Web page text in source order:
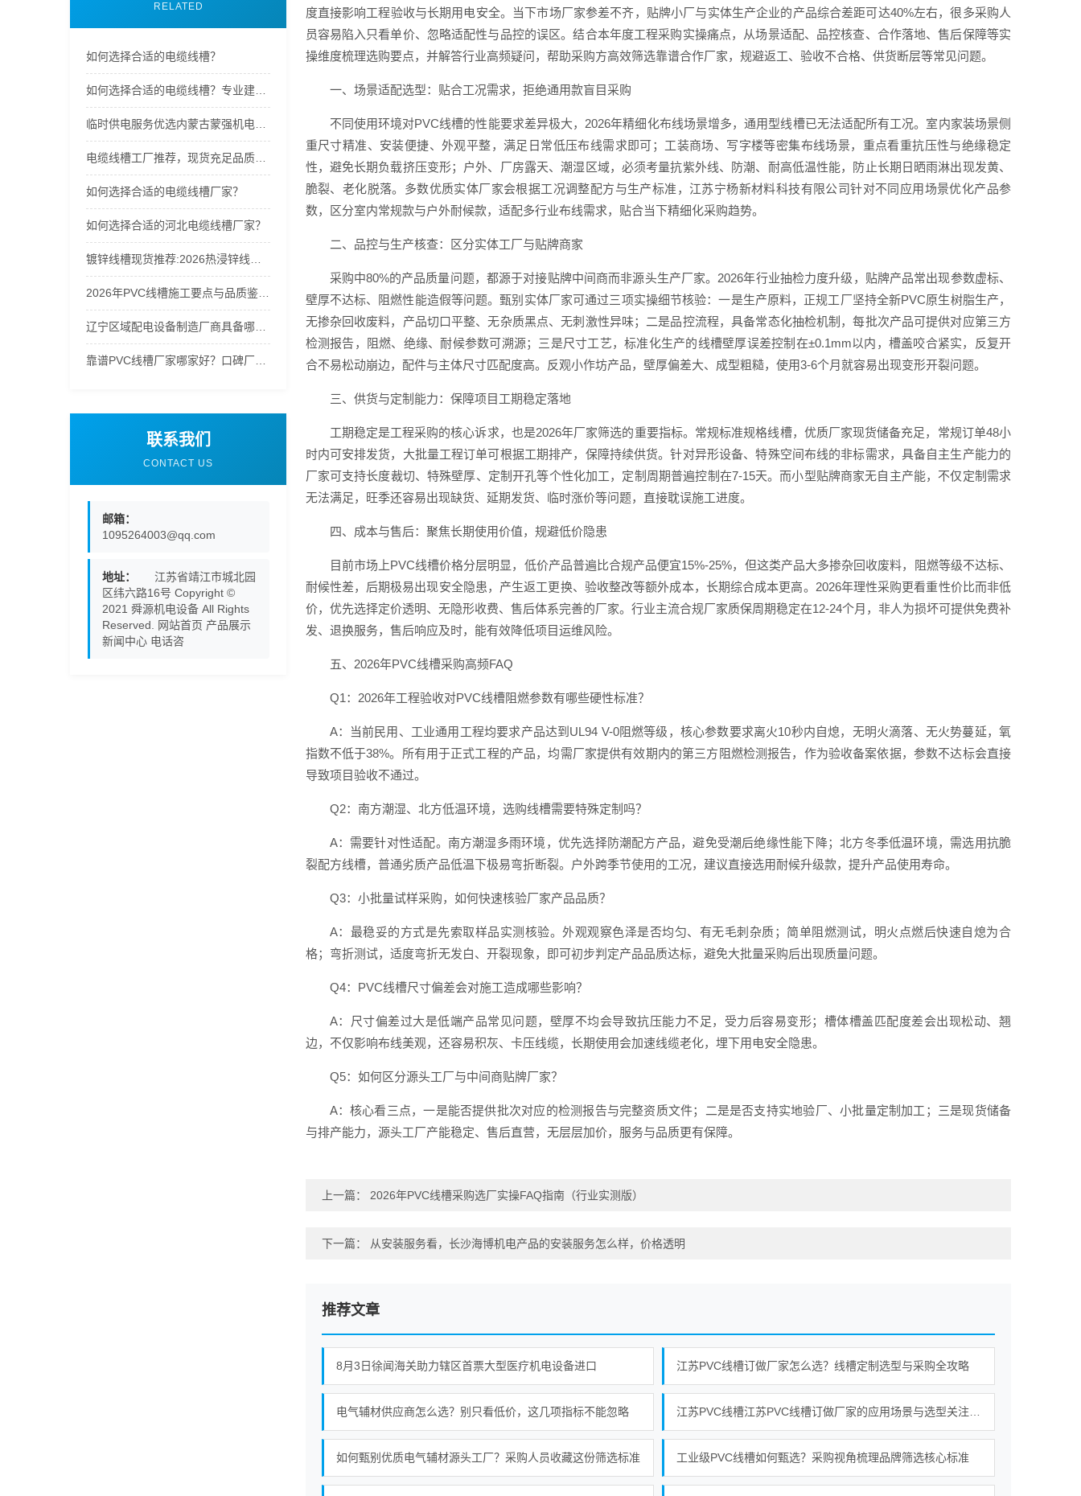
RELATED
如何选择合适的电缆线槽？
如何选择合适的电缆线槽厂家？
如何选择合适的河北电缆线槽厂家？
联系我们
CONTACT US
邮箱：
1095264003@qq.com
地址：
江苏省靖江市城北园
区纬六路16号 Copyright ©
2021 舜源机电设备 All Rights
Reserved. 网站首页 产品展示
新闻中心 电话咨
度直接影响工程验收与长期用电安全。当下市场厂家参差不齐，贴牌小厂与实体生产企业的产品综合差距可达40%左右，很多采购人
员容易陷入只看单价、忽略适配性与品控的误区。结合本年度工程采购实操痛点，从场景适配、品控核查、合作落地、售后保障等实
操维度梳理选购要点，并解答行业高频疑问，帮助采购方高效筛选靠谱合作厂家，规避返工、验收不合格、供货断层等常见问题。
一、场景适配选型：贴合工况需求，拒绝通用款盲目采购
不同使用环境对PVC线槽的性能要求差异极大，2026年精细化布线场景增多，通用型线槽已无法适配所有工况。室内家装场景侧
重尺寸精准、安装便捷、外观平整，满足日常低压布线需求即可；工装商场、写字楼等密集布线场景，重点看重抗压性与绝缘稳定
性，避免长期负载挤压变形；户外、厂房露天、潮湿区域，必须考量抗紫外线、防潮、耐高低温性能，防止长期日晒雨淋出现发黄、
脆裂、老化脱落。多数优质实体厂家会根据工况调整配方与生产标准，江苏宁杨新材料科技有限公司针对不同应用场景优化产品参
数，区分室内常规款与户外耐候款，适配多行业布线需求，贴合当下精细化采购趋势。
二、品控与生产核查：区分实体工厂与贴牌商家
采购中80%的产品质量问题，都源于对接贴牌中间商而非源头生产厂家。2026年行业抽检力度升级，贴牌产品常出现参数虚标、
壁厚不达标、阻燃性能造假等问题。甄别实体厂家可通过三项实操细节核验：一是生产原料，正规工厂坚持全新PVC原生树脂生产，
无掺杂回收废料，产品切口平整、无杂质黑点、无刺激性异味；二是品控流程，具备常态化抽检机制，每批次产品可提供对应第三方
检测报告，阻燃、绝缘、耐候参数可溯源；三是尺寸工艺，标准化生产的线槽壁厚误差控制在±0.1mm以内，槽盖咬合紧实，反复开
合不易松动崩边，配件与主体尺寸匹配度高。反观小作坊产品，壁厚偏差大、成型粗糙，使用3-6个月就容易出现变形开裂问题。
三、供货与定制能力：保障项目工期稳定落地
工期稳定是工程采购的核心诉求，也是2026年厂家筛选的重要指标。常规标准规格线槽，优质厂家现货储备充足，常规订单48小
时内可安排发货，大批量工程订单可根据工期排产，保障持续供货。针对异形设备、特殊空间布线的非标需求，具备自主生产能力的
厂家可支持长度裁切、特殊壁厚、定制开孔等个性化加工，定制周期普遍控制在7-15天。而小型贴牌商家无自主产能，不仅定制需求
无法满足，旺季还容易出现缺货、延期发货、临时涨价等问题，直接耽误施工进度。
四、成本与售后：聚焦长期使用价值，规避低价隐患
目前市场上PVC线槽价格分层明显，低价产品普遍比合规产品便宜15%-25%，但这类产品大多掺杂回收废料，阻燃等级不达标、
耐候性差，后期极易出现安全隐患，产生返工更换、验收整改等额外成本，长期综合成本更高。2026年理性采购更看重性价比而非低
价，优先选择定价透明、无隐形收费、售后体系完善的厂家。行业主流合规厂家质保周期稳定在12-24个月，非人为损坏可提供免费补
发、退换服务，售后响应及时，能有效降低项目运维风险。
五、2026年PVC线槽采购高频FAQ
Q1：2026年工程验收对PVC线槽阻燃参数有哪些硬性标准？
A：当前民用、工业通用工程均要求产品达到UL94 V-0阻燃等级，核心参数要求离火10秒内自熄，无明火滴落、无火势蔓延，氧
指数不低于38%。所有用于正式工程的产品，均需厂家提供有效期内的第三方阻燃检测报告，作为验收备案依据，参数不达标会直接
导致项目验收不通过。
Q2：南方潮湿、北方低温环境，选购线槽需要特殊定制吗？
A：需要针对性适配。南方潮湿多雨环境，优先选择防潮配方产品，避免受潮后绝缘性能下降；北方冬季低温环境，需选用抗脆
裂配方线槽，普通劣质产品低温下极易弯折断裂。户外跨季节使用的工况，建议直接选用耐候升级款，提升产品使用寿命。
Q3：小批量试样采购，如何快速核验厂家产品品质？
A：最稳妥的方式是先索取样品实测核验。外观观察色泽是否均匀、有无毛刺杂质；简单阻燃测试，明火点燃后快速自熄为合
格；弯折测试，适度弯折无发白、开裂现象，即可初步判定产品品质达标，避免大批量采购后出现质量问题。
Q4：PVC线槽尺寸偏差会对施工造成哪些影响？
A：尺寸偏差过大是低端产品常见问题，壁厚不均会导致抗压能力不足，受力后容易变形；槽体槽盖匹配度差会出现松动、翘
边，不仅影响布线美观，还容易积灰、卡压线缆，长期使用会加速线缆老化，埋下用电安全隐患。
Q5：如何区分源头工厂与中间商贴牌厂家？
A：核心看三点，一是能否提供批次对应的检测报告与完整资质文件；二是是否支持实地验厂、小批量定制加工；三是现货储备
与排产能力，源头工厂产能稳定、售后直营，无层层加价，服务与品质更有保障。
上一篇： 2026年PVC线槽采购选厂实操FAQ指南（行业实测版）
下一篇： 从安装服务看，长沙海博机电产品的安装服务怎么样，价格透明
推荐文章
8月3日徐闻海关助力辖区首票大型医疗机电设备进口 江苏PVC线槽订做厂家怎么选？线槽定制选型与采购全攻略
电气辅材供应商怎么选？别只看低价，这几项指标不能忽略
如何甄别优质电气辅材源头工厂？采购人员收藏这份筛选标准 工业级PVC线槽如何甄选？采购视角梳理品牌筛选核心标准